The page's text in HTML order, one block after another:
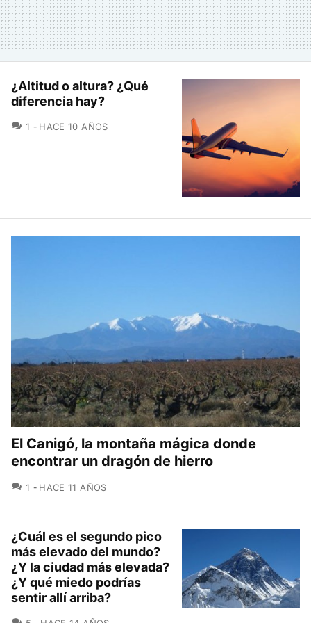
¿Altitud o altura? ¿Qué
diferencia hay?
1 COMENTARIOS
HACE 10 AÑOS
El Canigó, la montaña mágica donde
encontrar un dragón de hierro
1 COMENTARIOS
HACE 11 AÑOS
¿Cuál es el segundo pico
más elevado del mundo?
¿Y la ciudad más elevada?
¿Y qué miedo podrías
sentir allí arriba?